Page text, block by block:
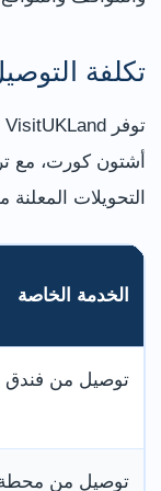
تكلفة
أشتون كورت، مع
التحويلات
الخدمة الخاصة
توصيل من فندق
توصيل من محطة